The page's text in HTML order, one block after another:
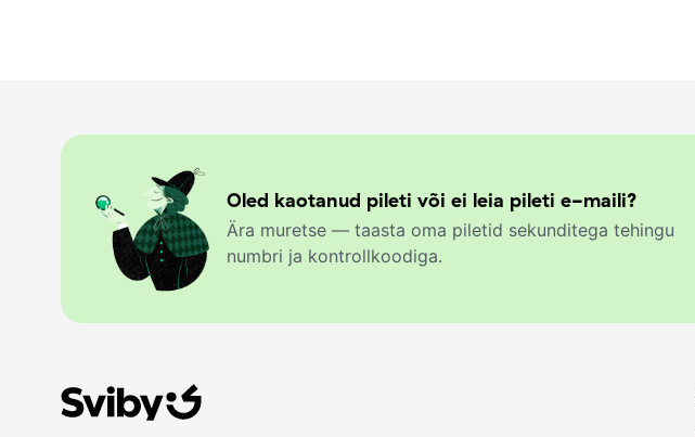
Oled kaotanud pileti või ei leia pileti e-maili?
Ära muretse — taasta oma piletid sekunditega tehingu
numbri ja kontrollkoodiga.